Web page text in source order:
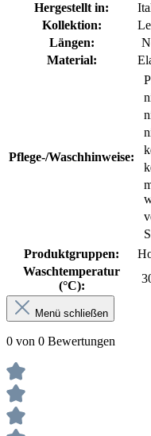
Hergestellt in:
Kollektion:
Längen:
Material:
Pflege-/Waschhinweise:
Produktgruppen:
Waschtemperatur
(°C):
Menü schließen
0 von 0 Bewertungen